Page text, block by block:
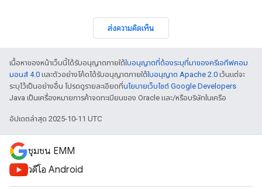
ส่งความคิดเห็น
เนื้อหาของหน้าเว็บนี้ได้รับอนุญาตภายใต้ใบอนุญาตที่ต้องระบุที่มาของครีเอทีฟคอม
มอนส์ 4.0 และตัวอย่างโค้ดได้รับอนุญาตภายใต้ใบอนุญาต Apache 2.0 เว้นแต่จะ
ระบุไว้เป็นอย่างอื่น โปรดดูรายละเอียดที่นโยบายเว็บไซต์ Google Developers
Java เป็นเครื่องหมายการค้าจดทะเบียนของ Oracle และ/หรือบริษัทในเครือ
อัปเดตล่าสุด 2025-10-11 UTC
ชุมชน EMM
วิดีโอ Android